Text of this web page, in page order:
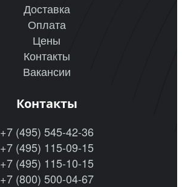
Доставка
Оплата
Цены
Контакты
Вакансии
Контакты
+7 (495) 545-42-36
+7 (495) 115-09-15
+7 (495) 115-10-15
+7 (800) 500-04-67